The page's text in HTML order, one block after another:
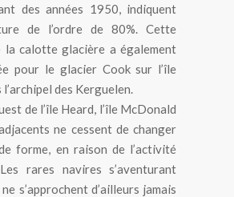
des années 1950, indiquent
de l’ordre de 80%. Cette
la calotte glacière a également
pour le glacier Cook sur l’île
l’archipel des Kerguelen.
de l’île Heard, l’île McDonald
ne cessent de changer
forme, en raison de l’activité
rares navires s’aventurant
s’approchent d’ailleurs jamais